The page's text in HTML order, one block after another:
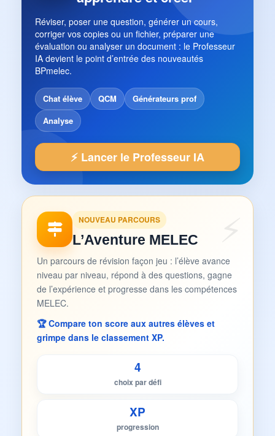
Réviser, poser une question, générer un cours,
corriger vos copies ou un fichier, préparer une
évaluation ou analyser un document : le Professeur
IA devient le point d’entrée des nouveautés
BPmelec.
Chat élève QCM
Générateurs prof
Analyse
⚡ Lancer le Professeur IA
NOUVEAU PARCOURS
L’Aventure MELEC
Un parcours de révision façon jeu : l’élève avance
niveau par niveau, répond à des questions, gagne
de l’expérience et progresse dans les compétences
MELEC.
🏆 Compare ton score aux autres élèves et
grimpe dans le classement XP.
4
choix par défi
XP
progression